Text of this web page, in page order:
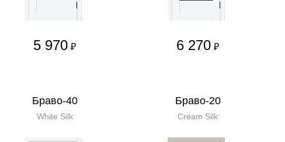
5 970 ₽ 6 270 ₽
Браво-40
White Silk
Браво-20
Cream Silk